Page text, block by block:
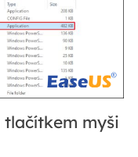
myši